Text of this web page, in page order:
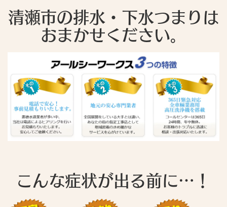
清瀬市の排水・下水つまりは
おまかせください。
こんな症状が出る前に…！